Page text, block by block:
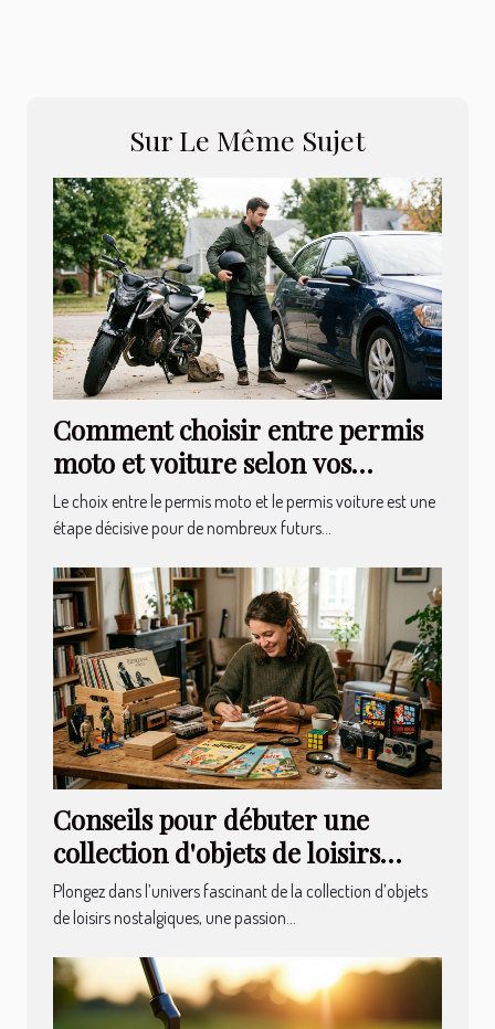
Sur Le Même Sujet
Comment choisir entre permis
moto et voiture selon vos
besoins ?
Le choix entre le permis moto et le permis voiture est une
étape décisive pour de nombreux futurs...
Conseils pour débuter une
collection d'objets de loisirs
nostalgiques
Plongez dans l’univers fascinant de la collection d’objets
de loisirs nostalgiques, une passion...